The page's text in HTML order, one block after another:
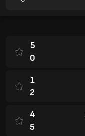
5
0
1
2
4
5